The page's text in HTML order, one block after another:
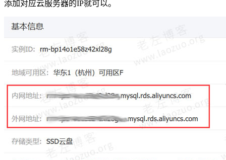
添加对应云服务器的IP就可以。